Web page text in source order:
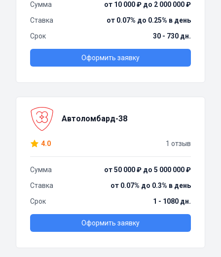
Сумма
от 10 000 ₽ до 2 000 000 ₽
Ставка
от 0.07% до 0.25% в день
Срок
30 - 730 дн.
Оформить заявку
Автоломбард-38
4.0 1 отзыв
Сумма
от 50 000 ₽ до 5 000 000 ₽
Ставка
от 0.07% до 0.3% в день
Срок
1 - 1080 дн.
Оформить заявку